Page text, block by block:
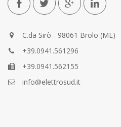
C.da Sirò - 98061 Brolo (ME)
+39.0941.561296
+39.0941.562155
info@elettrosud.it